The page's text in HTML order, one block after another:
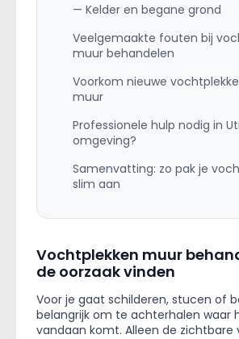
— Kelder en begane grond
Veelgemaakte fouten bij
muur behandelen
Voorkom nieuwe
muur
Professionele hulp nodig in
omgeving?
Samenvatting: zo pak je
slim aan
Vochtplekken muur
de oorzaak vinden
Voor je gaat schilderen, stucen of
belangrijk om te achterhalen waar
vandaan komt. Alleen de zichtbare